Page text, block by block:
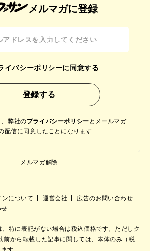
メルマガに登録
イバシーポリシーに同意する
、弊社のプライバシーポリシー と メールマガ
配信に同意したことになります
メルマガ解除
ンについて 運営会社
広告のお問い合わせ
せ
、特に表記がない場合は税込価格です。ただしク
前から転載した記事に関しては、本体のみ（税
す。